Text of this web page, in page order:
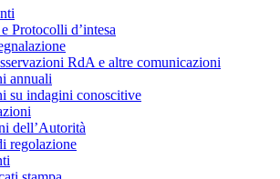
Protocolli d’intesa
RdA e altre comunicazioni
annuali
su indagini conoscitive
dell’Autorità
regolazione